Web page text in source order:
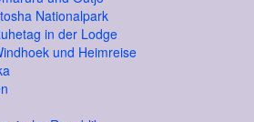
Nationalpark
in der Lodge
und Heimreise